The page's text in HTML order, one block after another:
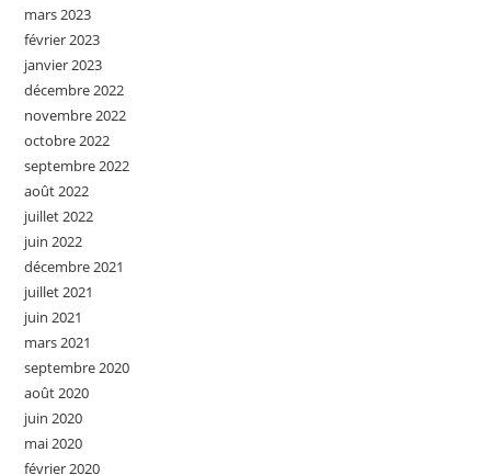
mars 2023
février 2023
janvier 2023
décembre 2022
novembre 2022
octobre 2022
septembre 2022
août 2022
juillet 2022
juin 2022
décembre 2021
juillet 2021
juin 2021
mars 2021
septembre 2020
août 2020
juin 2020
mai 2020
février 2020